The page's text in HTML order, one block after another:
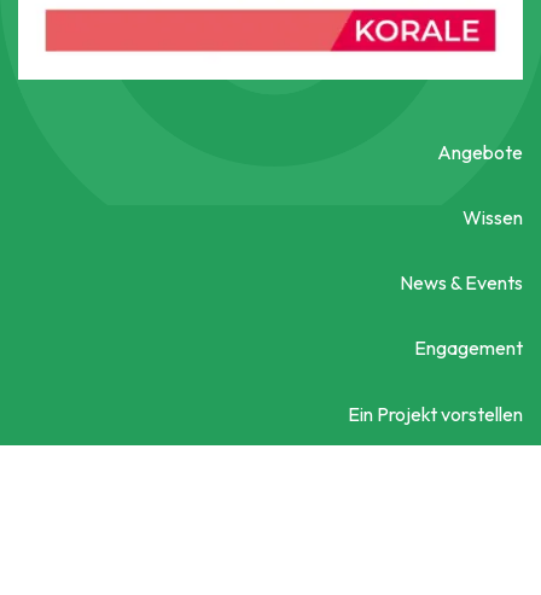
Angebote
Wissen
News & Events
Engagement
Ein Projekt vorstellen